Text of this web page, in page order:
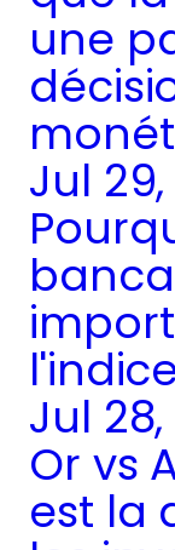
une
Jul
Jul
Or vs
est la